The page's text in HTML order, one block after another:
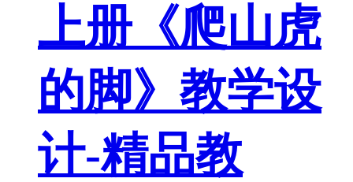
上册《爬山虎
的脚》教学设
计-精品教